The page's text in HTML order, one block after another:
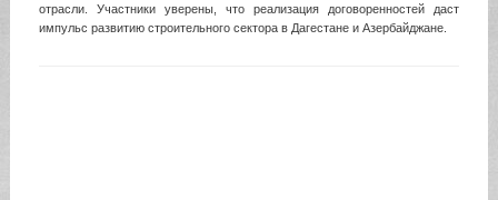
отрасли. Участники уверены, что реализация договоренностей даст
импульс развитию строительного сектора в Дагестане и Азербайджане.